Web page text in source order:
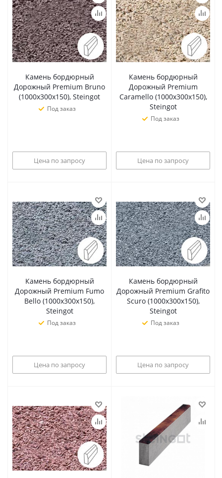
Камень бордюрный
Дорожный Premium Bruno
(1000х300х150), Steingot
Под заказ
Цена по запросу
Камень бордюрный
Дорожный Premium
Caramello (1000х300х150),
Steingot
Под заказ
Цена по запросу
Камень бордюрный
Дорожный Premium Fumo
Bello (1000х300х150),
Steingot
Под заказ
Цена по запросу
Камень бордюрный
Дорожный Premium Grafito
Scuro (1000х300х150),
Steingot
Под заказ
Цена по запросу